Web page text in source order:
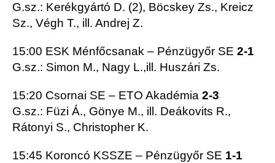
G.sz.: Kerékgyártó D. (2), Böcskey Zs., Kreicz
Sz., Végh T., ill. Andrej Z.
15:00 ESK Ménfőcsanak – Pénzügyőr SE 2-1
G.sz.: Simon M., Nagy L.,ill. Huszári Zs.
15:20 Csornai SE – ETO Akadémia 2-3
G.sz.: Füzi Á., Gönye M., ill. Deákovits R.,
Rátonyi S., Christopher K.
15:45 Koroncó KSSZE – Pénzügyőr SE 1-1